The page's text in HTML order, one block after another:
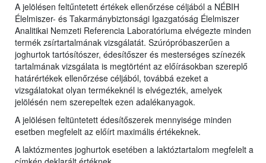
A jelölésen feltűntetett értékek ellenőrzése céljából a NÉBIH
Élelmiszer- és Takarmánybiztonsági Igazgatóság Élelmiszer
Analitikai Nemzeti Referencia Laboratóriuma elvégezte minden
termék zsírtartalmának vizsgálatát. Szúrópróbaszerűen a
joghurtok tartósítószer, édesítőszer és mesterséges színezék
tartalmának vizsgálata is megtörtént az előírásokban szereplő
határértékek ellenőrzése céljából, továbbá ezeket a
vizsgálatokat olyan termékeknél is elvégezték, amelyek
jelölésén nem szerepeltek ezen adalékanyagok.
A jelölésen feltüntetett édesítőszerek mennyisége minden
esetben megfelelt az előírt maximális értékeknek.
A laktózmentes joghurtok esetében a laktóztartalom megfelelt a